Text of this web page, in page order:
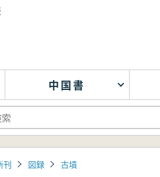
中国書
刊 図録 古墳